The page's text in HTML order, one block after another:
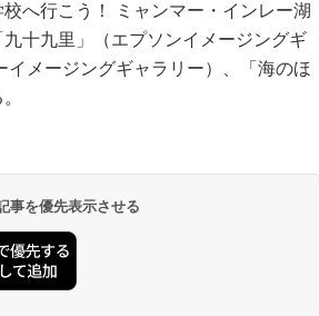
へ行こう！ ミャンマー・インレー湖
十九里」（エプソンイメージングギ
メージングギャラリー）、「海のほ
事を優先表示させる